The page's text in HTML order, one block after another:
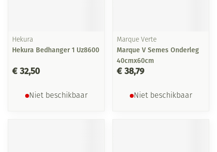
Hekura
Hekura Bedhanger 1 Uz8600
€ 32,50
Niet beschikbaar
Marque Verte
Marque V Semes Onderleg
40cmx60cm
€ 38,79
Niet beschikbaar